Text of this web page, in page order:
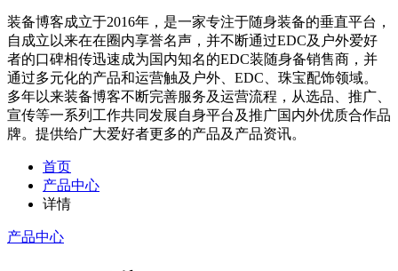
装备博客成立于2016年，是一家专注于随身装备的垂直平台，
自成立以来在在圈内享誉名声，并不断通过EDC及户外爱好
者的口碑相传迅速成为国内知名的EDC装随身备销售商，并
通过多元化的产品和运营触及户外、EDC、珠宝配饰领域。
多年以来装备博客不断完善服务及运营流程，从选品、推广、
宣传等一系列工作共同发展自身平台及推广国内外优质合作品
牌。提供给广大爱好者更多的产品及产品资讯。
首页
产品中心
详情
产品中心